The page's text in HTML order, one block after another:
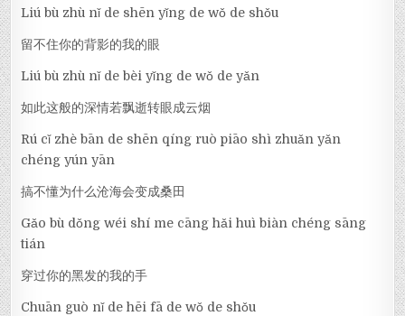
Liú bù zhù nǐ de shēn yǐng de wǒ de shǒu
留不住你的背影的我的眼
Liú bù zhù nǐ de bèi yǐng de wǒ de yǎn
如此这般的深情若飘逝转眼成云烟
Rú cǐ zhè bān de shēn qíng ruò piāo shì zhuǎn yǎn
chéng yún yān
搞不懂为什么沧海会变成桑田
Gǎo bù dǒng wéi shí me cāng hǎi huì biàn chéng sāng
tián
穿过你的黑发的我的手
Chuān guò nǐ de hēi fā de wǒ de shǒu